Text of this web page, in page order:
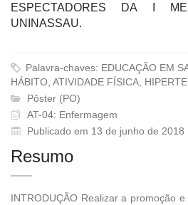
ESPECTADORES DA I
UNINASSAU.
Palavra-chaves: EDUCAÇÃO EM
HÁBITO, ATIVIDADE FÍSICA,
Pôster (PO)
AT-04: Enfermagem
Publicado em 13 de junho de 2018
Resumo
INTRODUÇÃO Realizar a promoção